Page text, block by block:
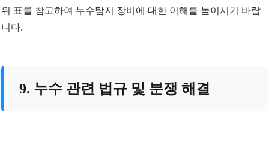
위 표를 참고하여 누수탐지 장비에 대한 이해를 높이시기 바랍
니다.
9. 누수 관련 법규 및 분쟁 해결